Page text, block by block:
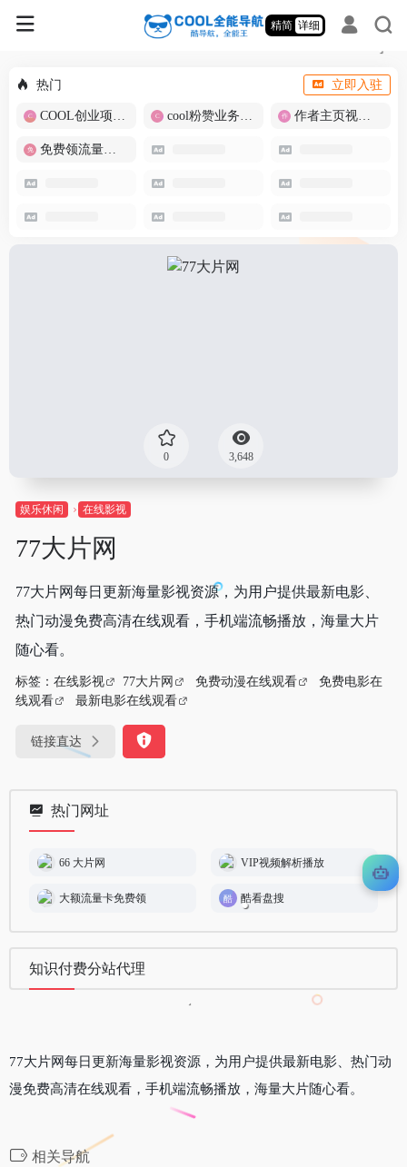
精简 详细
热门 立即入驻
COOL创业项目商城 cool粉赞业务商城【爆粉引流】 作者主页视频批量提取
免费领流量卡-包邮
0 3,648
娱乐休闲 在线影视
77大片网
77大片网每日更新海量影视资源，为用户提供最新电影、
热门动漫免费高清在线观看，手机端流畅播放，海量大片
随心看。
标签： 在线影视 77大片网 免费动漫在线观看
免费电影在
线观看
最新电影在线观看
链接直达
热门网址
66 大片网 VIP视频解析播放
大额流量卡免费领 酷看盘搜
知识付费分站代理
77大片网每日更新海量影视资源，为用户提供最新电影、热门动
漫免费高清在线观看，手机端流畅播放，海量大片随心看。
相关导航